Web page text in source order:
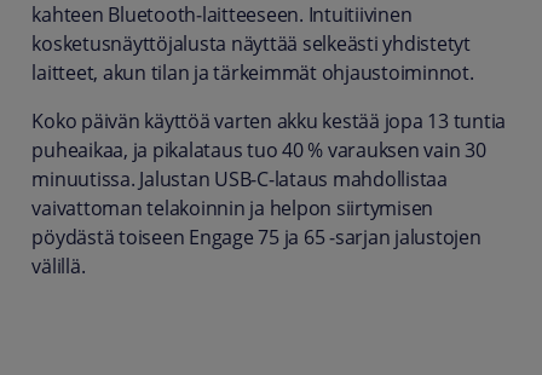
kahteen Bluetooth‑laitteeseen. Intuitiivinen
kosketusnäyttöjalusta näyttää selkeästi yhdistetyt
laitteet, akun tilan ja tärkeimmät ohjaustoiminnot.
Koko päivän käyttöä varten akku kestää jopa 13 tuntia
puheaikaa, ja pikalataus tuo 40 % varauksen vain 30
minuutissa. Jalustan USB‑C‑lataus mahdollistaa
vaivattoman telakoinnin ja helpon siirtymisen
pöydästä toiseen Engage 75 ja 65 ‑sarjan jalustojen
välillä.